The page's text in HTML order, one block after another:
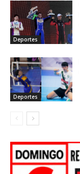
Deportes
Deportes